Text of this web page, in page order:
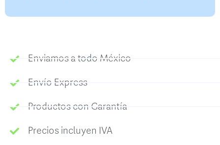
Enviamos a todo México
Envío Express
Productos con Garantía
Precios incluyen IVA